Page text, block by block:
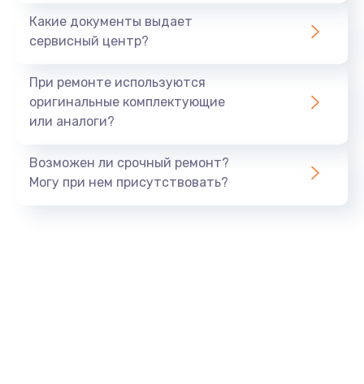
Какие документы выдает
сервисный центр?
При ремонте используются
оригинальные комплектующие
или аналоги?
Возможен ли срочный ремонт?
Могу при нем присутствовать?